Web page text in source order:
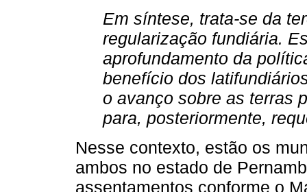
Em síntese, trata-se da
regularização fundiária.
aprofundamento da
benefício dos
o avanço sobre as terras
para, posteriormente,
Nesse contexto, estão os
ambos no estado de
assentamentos conforme o